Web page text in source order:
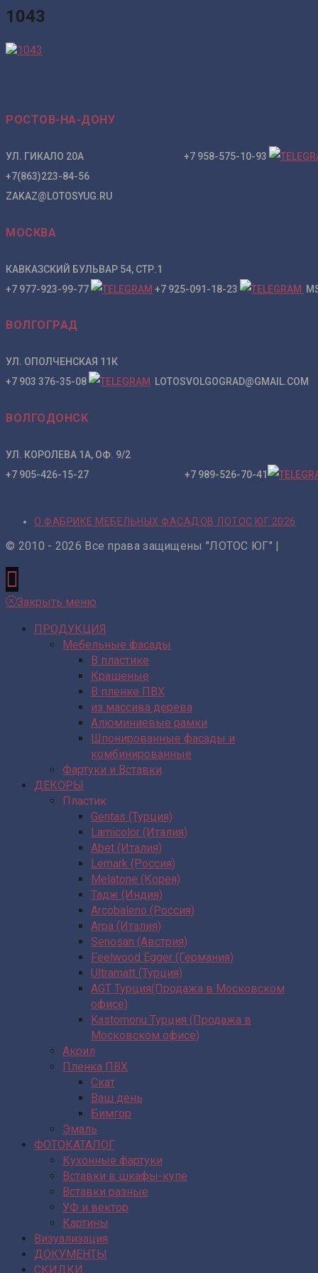
1043
РОСТОВ-НА-ДОНУ
УЛ. ГИКАЛО 20А +7 958-575-10-93
+7(863)223-84-56
ZAKAZ@LOTOSYUG.RU
МОСКВА
КАВКАЗСКИЙ БУЛЬВАР 54, СТР.1
+7 977-923-99-77
+7 925-091-18-23
ВОЛГОГРАД
УЛ. ОПОЛЧЕНСКАЯ 11К
+7 903 376-35-08
LOTOSVOLGOGRAD@GMAIL.COM
ВОЛГОДОНСК
УЛ. КОРОЛЕВА 1А, ОФ. 9/2
+7 905-426-15-27 +7 989-526-70-41
О ФАБРИКЕ МЕБЕЛЬНЫХ ФАСАДОВ ЛОТОС ЮГ 2026
© 2010 - 2026 Все права защищены "ЛОТОС ЮГ" |
Закрыть меню
ПРОДУКЦИЯ
Мебельные фасады
В пластике
Крашеные
В пленке ПВХ
из массива дерева
Алюминиевые рамки
Шпонированные фасады и
комбинированные
Фартуки и Вставки
ДЕКОРЫ
Пластик
Gentas (Турция)
Lamicolor (Италия)
Abet (Италия)
Lemark (Россия)
Melatone (Корея)
Тадж (Индия)
Arcobaleno (Россия)
Arpa (Италия)
Senosan (Австрия)
Feelwood Egger (Германия)
Ultramatt (Турция)
AGT Турция(Продажа в Московском
офисе)
Kastomonu Турция (Продажа в
Московском офисе)
Акрил
Пленка ПВХ
Скат
Ваш день
Бимгор
Эмаль
ФОТОКАТАЛОГ
Кухонные фартуки
Вставки в шкафы-купе
Вставки разные
УФ и вектор
Картины
Визуализация
ДОКУМЕНТЫ
СКИДКИ